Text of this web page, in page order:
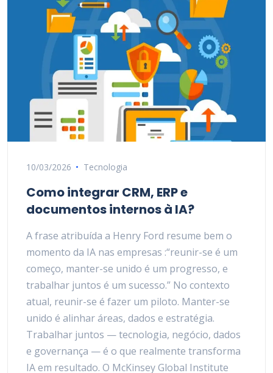
10/03/2026 Tecnologia
Como integrar CRM, ERP e
documentos internos à IA?
A frase atribuída a Henry Ford resume bem o
momento da IA nas empresas :“reunir-se é um
começo, manter-se unido é um progresso, e
trabalhar juntos é um sucesso.” No contexto
atual, reunir-se é fazer um piloto. Manter-se
unido é alinhar áreas, dados e estratégia.
Trabalhar juntos — tecnologia, negócio, dados
e governança — é o que realmente transforma
IA em resultado. O McKinsey Global Institute